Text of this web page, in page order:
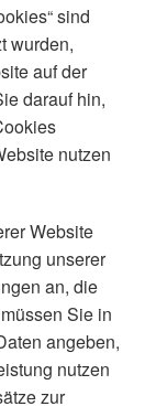
sind
wurden,
auf der
darauf hin,
nutzen
Website
unserer
an, die
Sie in
angeben,
nutzen
zur